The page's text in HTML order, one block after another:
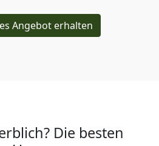
Angebot erhalten
Die besten